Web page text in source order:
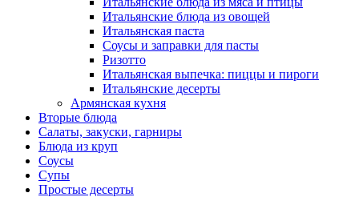
Итальянские блюда из овощей
Итальянская паста
Соусы и заправки для пасты
Ризотто
Итальянская выпечка: пиццы и пироги
Итальянские десерты
Армянская кухня
Вторые блюда
Салаты, закуски, гарниры
Блюда из круп
Соусы
Супы
Простые десерты